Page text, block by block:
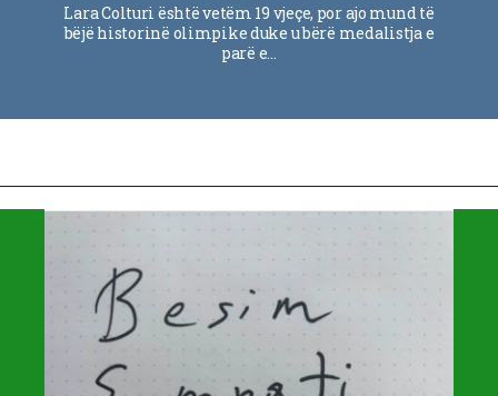
Lara Colturi është vetëm 19 vjeçe, por ajo mund të
bëjë historinë olimpike duke u bërë medalistja e
parë e…